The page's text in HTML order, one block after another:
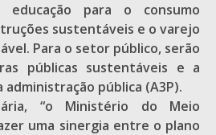
educação para o consumo
sustentáveis e o varejo
Para o setor público, serão
públicas sustentáveis e a
pública (A3P).
“o Ministério do Meio
uma sinergia entre o plano